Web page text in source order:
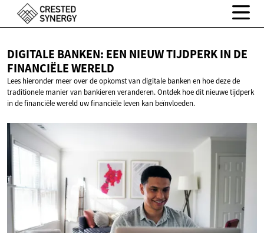
DIGITALE BANKEN: EEN NIEUW TIJDPERK IN DE
FINANCIËLE WERELD
Lees hieronder meer over de opkomst van digitale banken en hoe deze de
traditionele manier van bankieren veranderen. Ontdek hoe dit nieuwe tijdperk
in de financiële wereld uw financiële leven kan beïnvloeden.